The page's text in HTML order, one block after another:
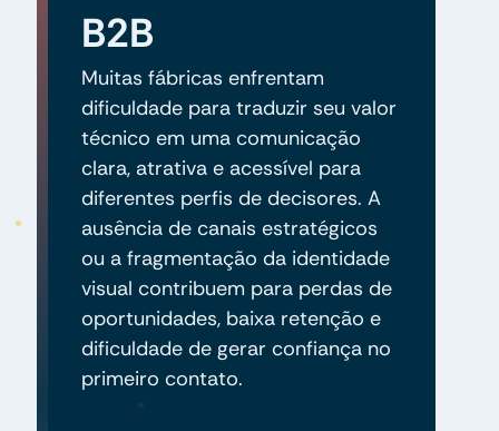
B2B
Muitas fábricas enfrentam
dificuldade para traduzir seu valor
técnico em uma comunicação
clara, atrativa e acessível para
diferentes perfis de decisores. A
ausência de canais estratégicos
ou a fragmentação da identidade
visual contribuem para perdas de
oportunidades, baixa retenção e
dificuldade de gerar confiança no
primeiro contato.